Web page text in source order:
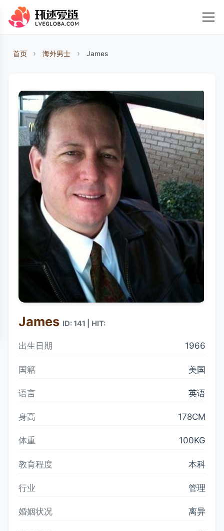
首页 海外男士 James
James ID: 141 | HIT:
出生日期 1966
国籍 美国
语言 英语
身高 178CM
体重 100KG
教育程度 本科
行业 管理
婚姻状况 离异